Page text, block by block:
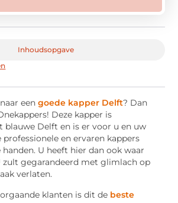
Inhoudsopgave
eengoede kapper Delft? Dan
Deze kapper is
blauwe Delft en is er voor u en uw
professionele en ervaren kappers
U heeft hier dan ook waar
zult gegarandeerd met glimlach op
verlaten.
klanten is dit de beste